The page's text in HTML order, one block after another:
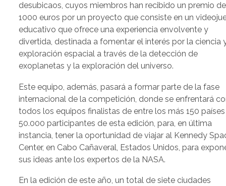
desubicaos, cuyos miembros han recibido un premio de
1000 euros por un proyecto que consiste en un
educativo que ofrece una experiencia envolvente y
divertida, destinada a fomentar el interés por la ciencia
exploración espacial a través de la detección de
exoplanetas y la exploración del universo.
Este equipo, además, pasará a formar parte de la fase
internacional de la competición, donde se enfrentará
todos los equipos finalistas de entre los más 150
50.000 participantes de esta edición, para, en última
instancia, tener la oportunidad de viajar al Kennedy
Center, en Cabo Cañaveral, Estados Unidos, para
sus ideas ante los expertos de la NASA.
En la edición de este año, un total de siete ciudades